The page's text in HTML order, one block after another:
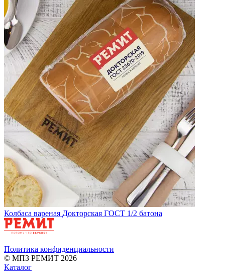
Колбаса вареная Докторская ГОСТ 1/2 батона
Политика конфиденциальности
© МПЗ РЕМИТ 2026
Каталог